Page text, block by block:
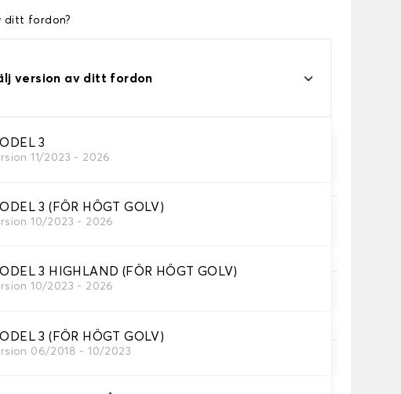
ditt fordon?
version av ditt fordon
3
11/2023 - 2026
3 (FÖR HÖGT GOLV)
10/2023 - 2026
3 HIGHLAND (FÖR HÖGT GOLV)
10/2023 - 2026
3 (FÖR HÖGT GOLV)
06/2018 - 10/2023
stövelmatta.
bagageutrymme.